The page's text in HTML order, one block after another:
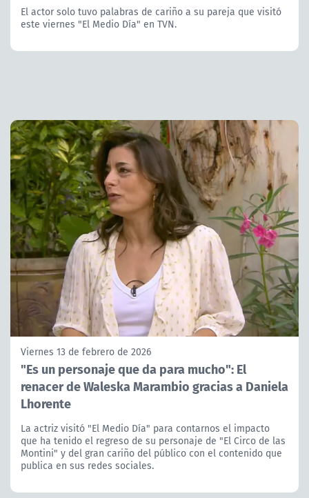
El actor solo tuvo palabras de cariño a su pareja que visitó
este viernes "El Medio Día" en TVN.
Viernes 13 de febrero de 2026
"Es un personaje que da para mucho": El
renacer de Waleska Marambio gracias a Daniela
Lhorente
La actriz visitó "El Medio Día" para contarnos el impacto
que ha tenido el regreso de su personaje de "El Circo de las
Montini" y del gran cariño del público con el contenido que
publica en sus redes sociales.